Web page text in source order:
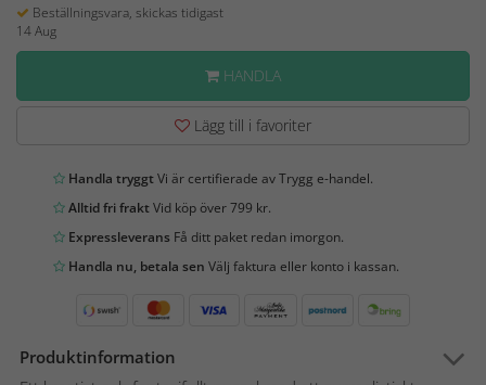
Beställningsvara, skickas tidigast
14 Aug
HANDLA
Lägg till i favoriter
Handla tryggtVi är certifierade av Trygg e-handel.
Alltid fri fraktVid köp över 799 kr.
Expressleverans Få ditt paket redan imorgon.
Handla nu, betala sen Välj faktura eller konto i kassan.
Produktinformation